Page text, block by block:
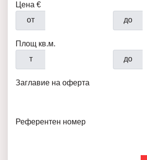
Цена €
от
до
Площ кв.м.
т
до
Заглавие на оферта
Референтен номер